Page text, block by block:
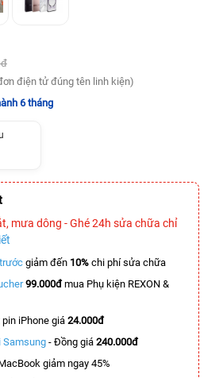
điện tử đúng tên linh kiện)
6 tháng
mưa dông - Ghé 24h sửa chữa chỉ
giảm đến 10% chi phí sửa chữa
99.000đmua Phụ kiện REXON &
pin iPhone giá24.000đ
Samsung - Đồng giá 240.000đ
giảm ngay 45%